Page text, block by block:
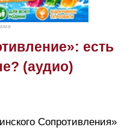
есть
(аудио)
Сопротивления»